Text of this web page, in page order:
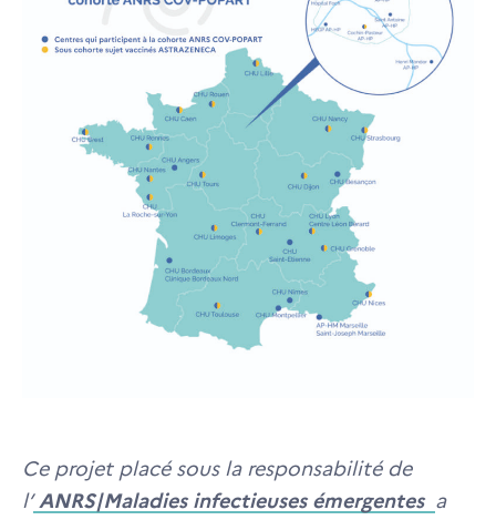
Ce projet placé sous la responsabilité de
l’ ANRS|Maladies infectieuses émergentes a